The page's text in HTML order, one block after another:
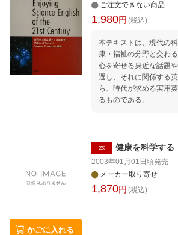
ご注文できない商品
1,980円 (税込)
本テキストは、現代の
康・福祉の分野と交わ
心を寄せる身近な話題
選し、それに関係する
ら、時代が求める実用
るものである。
かごに入れる
本 健康を科学する
2003年01月01日頃発売
メーカー取り寄せ
1,870円 (税込)